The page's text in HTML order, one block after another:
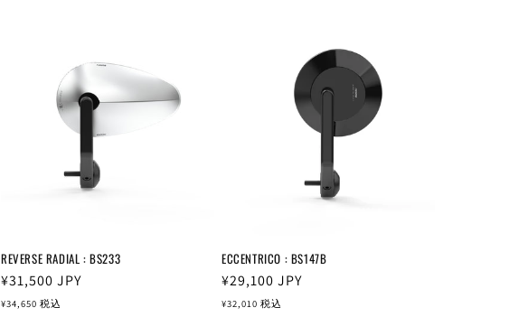
REVERSE RADIAL : BS233
通
常
¥31,500 JPY
¥34,650 税込
ECCENTRICO : BS147B
通
常
¥29,100 JPY
¥32,010 税込